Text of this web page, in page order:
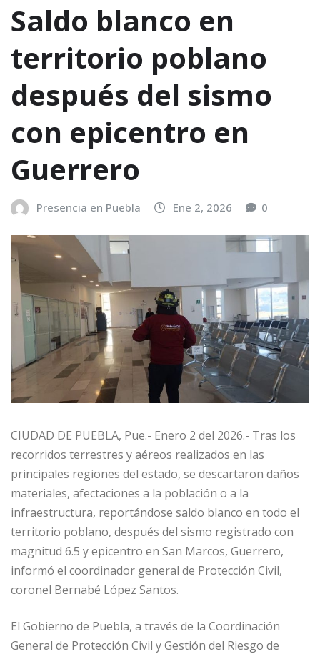
Saldo blanco en
territorio poblano
después del sismo
con epicentro en
Guerrero
Presencia en Puebla Ene 2, 2026 0
CIUDAD DE PUEBLA, Pue.- Enero 2 del 2026.- Tras los
recorridos terrestres y aéreos realizados en las
principales regiones del estado, se descartaron daños
materiales, afectaciones a la población o a la
infraestructura, reportándose saldo blanco en todo el
territorio poblano, después del sismo registrado con
magnitud 6.5 y epicentro en San Marcos, Guerrero,
informó el coordinador general de Protección Civil,
coronel Bernabé López Santos.
El Gobierno de Puebla, a través de la Coordinación
General de Protección Civil y Gestión del Riesgo de